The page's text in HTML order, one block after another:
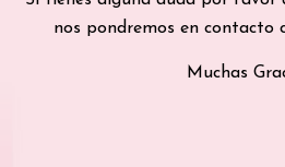
nos pondremos en contacto
Muchas